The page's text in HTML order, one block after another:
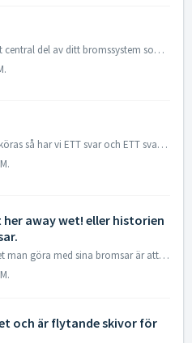
Bromsvätskan är en oerhört central del av ditt bromssystem som överför hydrauliskt tryck från pedalen till kolven i oket, och den har en rätt tuff uppgift m...
För alla bilar som gillar att köras så har vi ETT svar och ETT svar endast. Stålomspunna teflon-slangar. Detta, vid sidan av argare belägg och bra bromsväts...
her away wet! eller historien
Det ABSOLUT vanligaste felet man göra med sina bromsar är att man parkerar bilen med varma bromsar. När bromsarna sen svalnar kommer beläggen och oket iso...
och är flytande skivor för